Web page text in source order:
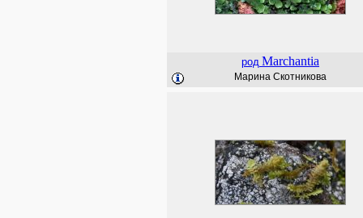
род Marchantia
Марина Скотникова